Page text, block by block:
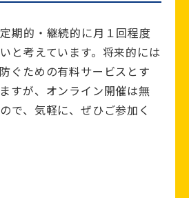
期的・継続的に月１回程度
と考えています。将来的には
ぐための有料サービスとす
すが、オンライン開催は無
で、気軽に、ぜひご参加く